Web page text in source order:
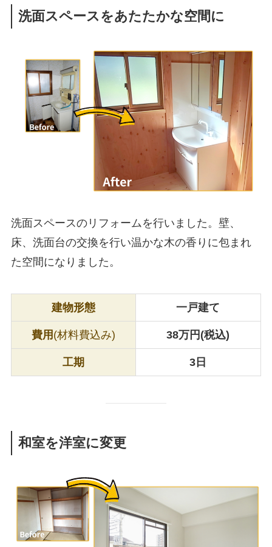
洗面スペースをあたたかな空間に
洗面スペースのリフォームを行いました。壁、
床、洗面台の交換を行い温かな木の香りに包まれ
た空間になりました。
建物形態 一戸建て
費用 (材料費込み) 38万円(税込)
工期 3日
和室を洋室に変更